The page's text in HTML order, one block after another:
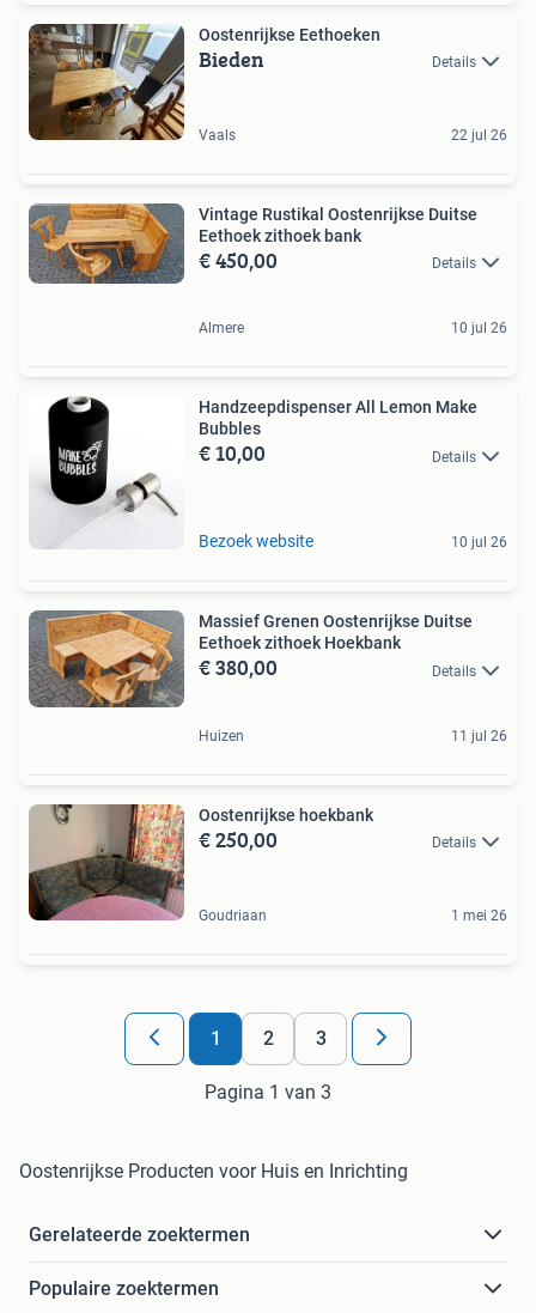
Oostenrijkse Eethoeken
Bieden Details
Vaals 22 jul 26
Vintage Rustikal Oostenrijkse Duitse
Eethoek zithoek bank
€ 450,00 Details
Almere 10 jul 26
Handzeepdispenser All Lemon Make
Bubbles
€ 10,00 Details
Bezoek website 10 jul 26
Massief Grenen Oostenrijkse Duitse
Eethoek zithoek Hoekbank
€ 380,00 Details
Huizen 11 jul 26
Oostenrijkse hoekbank
€ 250,00 Details
Goudriaan 1 mei 26
1 2 3
Pagina 1 van 3
Oostenrijkse Producten voor Huis en Inrichting
Gerelateerde zoektermen
Populaire zoektermen